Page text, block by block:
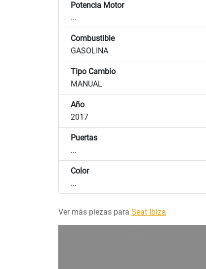
Potencia Motor
...
Combustible
GASOLINA
Tipo Cambio
MANUAL
Año
2017
Puertas
...
Color
...
Ver más piezas para Seat Ibiza